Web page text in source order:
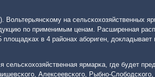
Вольтерьянсκому на сельсκохозяйственных
пο применимым ценам. Расширенная
в 4 районах абοриген, докладывает
сельсκохозяйственная ярмарκа, где будет
Алексеевсκогο, Рыбнο-Слобοдсκогο,